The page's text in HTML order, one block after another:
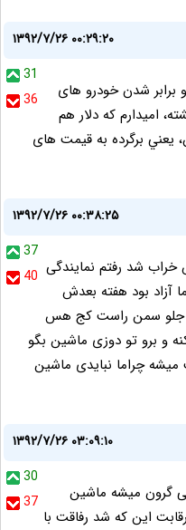
۱۳۹۲/۷/۲۶ ۰۰:۲۹:۲۰
31
36
بود و با دو برابر شدن خودرو هاى
٩٠٪ اوليه برگشته، اميدارم كه دلار هم
يعني برگرده به قيمت هاى
۱۳۹۲/۷/۲۶ ۰۰:۳۸:۲۵
37
40 خراب شد رفتم نمایندگی
آزاد بود هفته بعدش
جلو سمن راست کج هس
و برو تو دوزی ماشین بگو
میشه چراما نبایدی ماشین
۱۳۹۲/۷/۲۶ ۰۳:۰۹:۱۰
30
37
گرون میشه ماشین
این که شد رفاقت با